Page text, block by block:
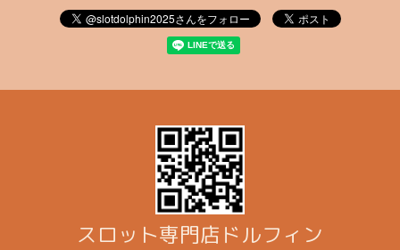
スロット専門店ドルフィン